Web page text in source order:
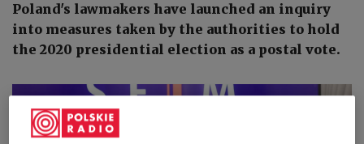
Poland's lawmakers have launched an inquiry
into measures taken by the authorities to hold
the 2020 presidential election as a postal vote.